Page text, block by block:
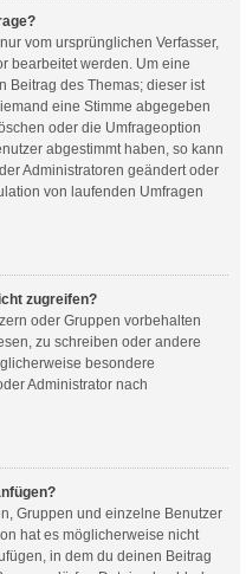
vom ursprünglichen Verfasser,
bearbeitet werden. Um eine
Beitrag des Themas; dieser ist
eine Stimme abgegeben
oder die Umfrageoption
abgestimmt haben, so kann
Administratoren geändert oder
von laufenden Umfragen
zugreifen?
oder Gruppen vorbehalten
zu schreiben oder andere
besondere
Administrator nach
Gruppen und einzelne Benutzer
hat es möglicherweise nicht
in dem du deinen Beitrag